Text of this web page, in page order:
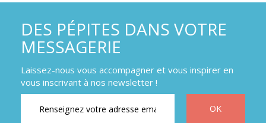
DES PÉPITES DANS VOTRE
MESSAGERIE
Laissez-nous vous accompagner et vous inspirer en
vous inscrivant à nos newsletter !